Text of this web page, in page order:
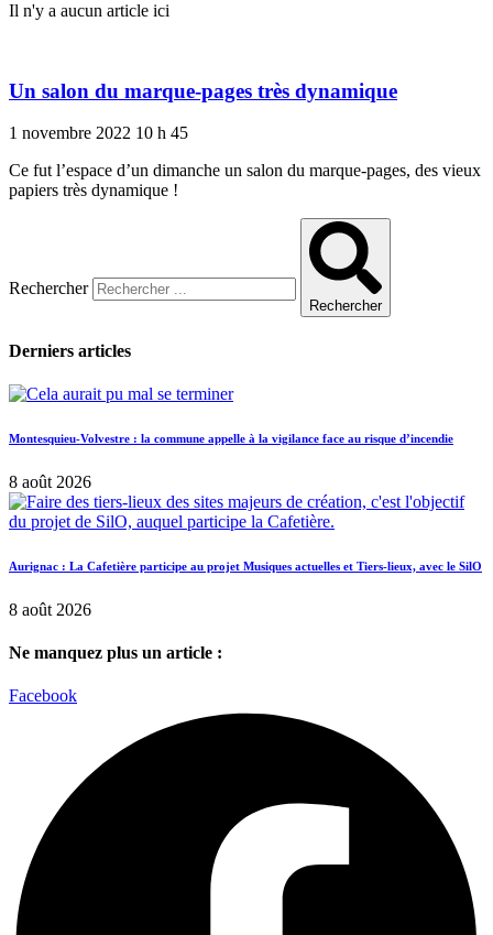
Il n'y a aucun article ici
Un salon du marque-pages très dynamique
1 novembre 2022 10 h 45
Ce fut l’espace d’un dimanche un salon du marque-pages, des vieux
papiers très dynamique !
Rechercher
Rechercher
Derniers articles
Montesquieu-Volvestre : la commune appelle à la vigilance face au risque d’incendie
8 août 2026
Aurignac : La Cafetière participe au projet Musiques actuelles et Tiers-lieux, avec le SilO
8 août 2026
Ne manquez plus un article :
Facebook